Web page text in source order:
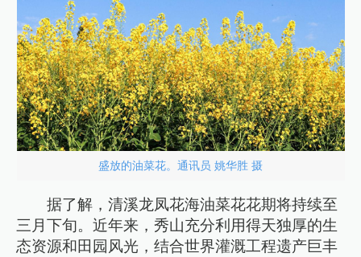
盛放的油菜花。通讯员 姚华胜 摄
据了解，清溪龙凤花海油菜花花期将持续至
三月下旬。近年来，秀山充分利用得天独厚的生
态资源和田园风光，结合世界灌溉工程遗产巨丰